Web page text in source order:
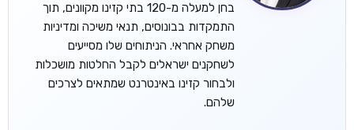
בחן למעלה מ-120 בתי קזינו מקוונים, תוך
התמקדות בבונוסים, תנאי משיכה ומדיניות
משחק אחראי. הניתוחים שלו מסייעים
לשחקנים ישראלים לקבל החלטות מושכלות
ולבחור קזינו באינטרנט שמתאים לצרכים
שלהם.